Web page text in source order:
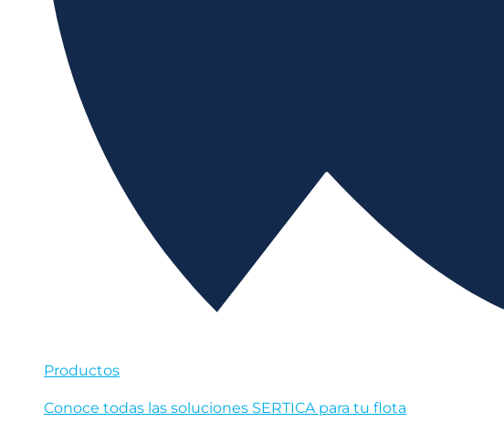
Productos
Conoce todas las soluciones SERTICA para tu flota